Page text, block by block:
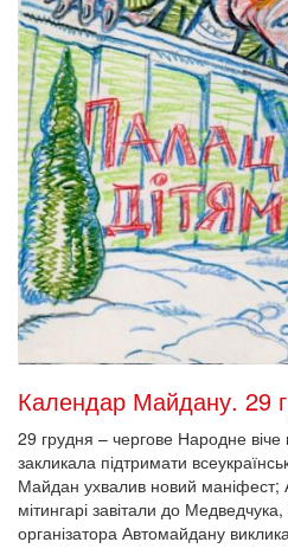
Календар Майдану. 29
29 грудня – чергове Народне
закликала підтримати
Майдан ухвалив новий маніфест;
мітингарі завітали до
організатора Автомайдану